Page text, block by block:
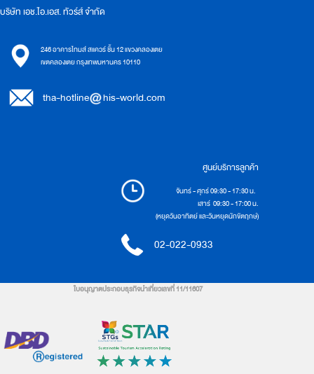
บริษัท เอช.ไอ.เอส. ทัวร์ส์ จำกัด
246 อาคารไทมส์ สแควร์ ชั้น 12 แขวงคลองเตย
เขตคลองเตย กรุงเทพมหานคร 10110
tha-hotline his-world.com
ศูนย์บริการลูกค้า
จันทร์ - ศุกร์ 09:30 - 17:30 น.
เสาร์ 09:30 - 17:00 น.
(หยุดวันอาทิตย์ และวันหยุดนักขัตฤกษ์)
02-022-0933
ใบอนุญาตประกอบธุรกิจนำเที่ยวเลขที่ 11/11607